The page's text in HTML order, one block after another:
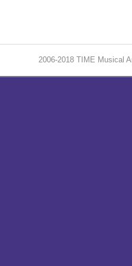
2006-2018 TIME Musical